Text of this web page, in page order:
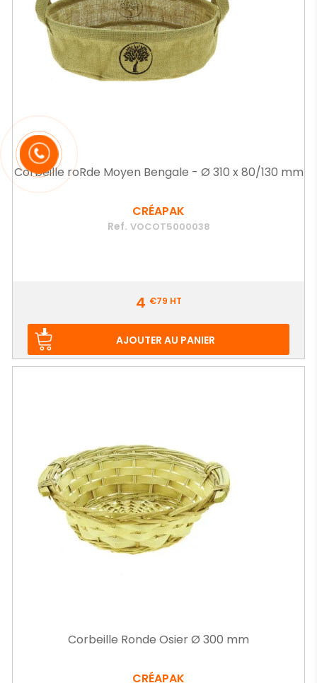
Corbeille roRde Moyen Bengale - Ø 310 x 80/130 mm
CRÉAPAK
Ref. VOCOT5000038
4 €79 HT
AJOUTER AU PANIER
Corbeille Ronde Osier Ø 300 mm
CRÉAPAK